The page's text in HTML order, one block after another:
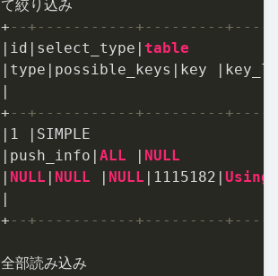
+ --+-----------+---------
id select_type table
type possible_keys key
+ --+-----------+---------
1
push_info ALL
NULL
NULL NULL NULL 1115182 Using
+ --+-----------+---------
全部読み込み